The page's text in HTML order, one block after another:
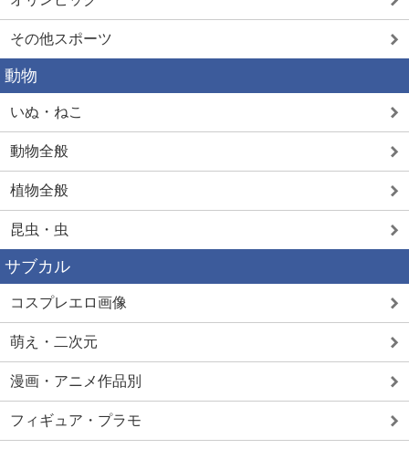
その他スポーツ
動物
いぬ・ねこ
動物全般
植物全般
昆虫・虫
サブカル
コスプレエロ画像
萌え・二次元
漫画・アニメ作品別
フィギュア・プラモ